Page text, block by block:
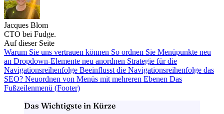
Jacques Blom
CTO bei Fudge.
Auf dieser Seite
Warum Sie uns vertrauen können So ordnen Sie Menüpunkte neu
an Dropdown-Elemente neu anordnen Strategie für die
Navigationsreihenfolge Beeinflusst die Navigationsreihenfolge das
SEO? Neuordnen von Menüs mit mehreren Ebenen Das
Fußzeilenmenü (Footer)
Das Wichtigste in Kürze